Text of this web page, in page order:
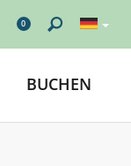
0
BUCHEN